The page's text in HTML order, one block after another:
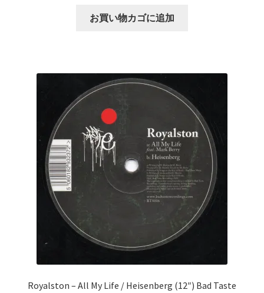
お買い物カゴに追加
Royalston ‎– All My Life / Heisenberg (12″) Bad Taste